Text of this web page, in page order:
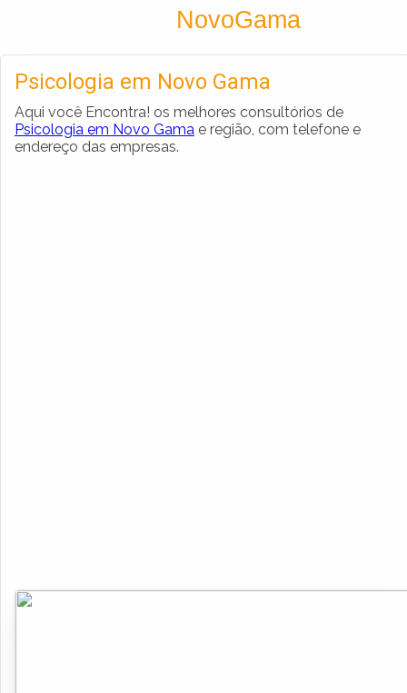
NovoGama
Criar conta
Psicologia em Novo Gama
Aqui você Encontra! os melhores consultórios de
Psicologia em Novo Gama e região, com telefone e
endereço das empresas.